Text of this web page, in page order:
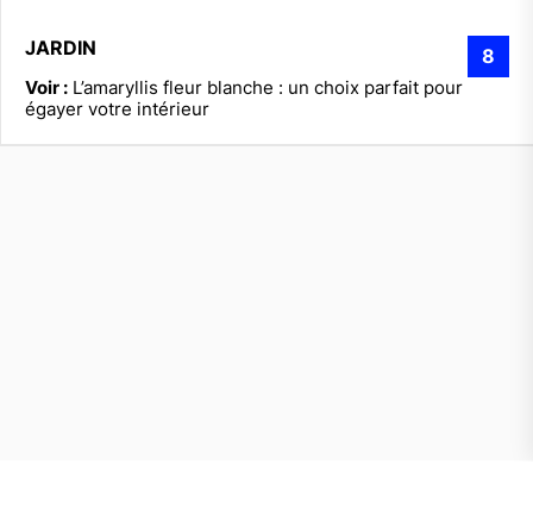
JARDIN 8
Voir : L’amaryllis fleur blanche : un choix parfait pour
égayer votre intérieur